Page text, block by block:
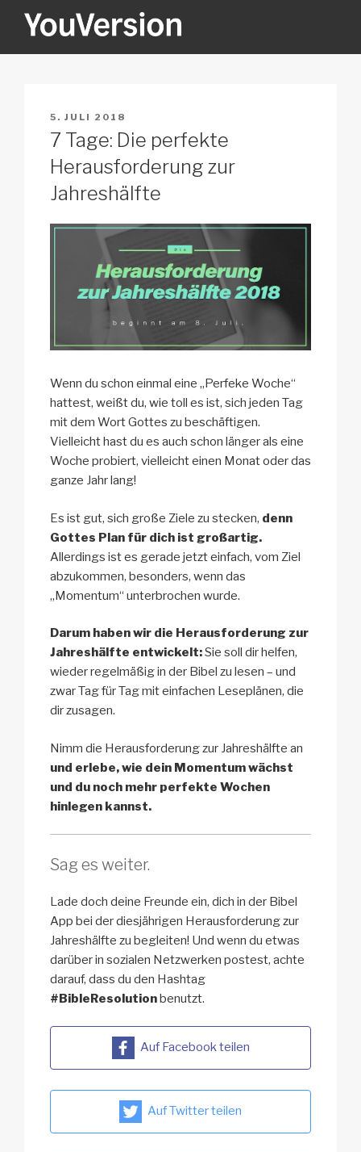
Inhalt
YOUVERSION
VERÖFFENTLICHT
AM
5. JULI 2018
7 Tage: Die perfekte
Herausforderung zur
Jahreshälfte
Wenn du schon einmal eine „Perfeke Woche“
hattest, weißt du, wie toll es ist, sich jeden Tag
mit dem Wort Gottes zu beschäftigen.
Vielleicht hast du es auch schon länger als eine
Woche probiert, vielleicht einen Monat oder das
ganze Jahr lang!
Es ist gut, sich große Ziele zu stecken, denn
Gottes Plan für dich ist großartig.
Allerdings ist es gerade jetzt einfach, vom Ziel
abzukommen, besonders, wenn das
„Momentum“ unterbrochen wurde.
Darum haben wir die Herausforderung zur
Jahreshälfte entwickelt:Sie soll dir helfen,
wieder regelmäßig in der Bibel zu lesen – und
zwar Tag für Tag mit einfachen Leseplänen, die
dir zusagen.
Nimm die Herausforderung zur Jahreshälfte an
und erlebe, wie dein Momentum wächst
und du noch mehr perfekte Wochen
hinlegen kannst.
Sag es weiter.
Lade doch deine Freunde ein, dich in der Bibel
App bei der diesjährigen Herausforderung zur
Jahreshälfte zu begleiten! Und wenn du etwas
darüber in sozialen Netzwerken postest, achte
darauf, dass du den Hashtag
#BibleResolutionbenutzt.
Auf Facebook teilen
Auf Twitter teilen